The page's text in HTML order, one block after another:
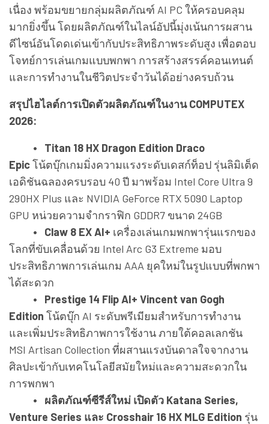
เนื่อง พร้อมขยายกลุ่มผลิตภัณฑ์ AI PC ให้ครอบคลุม
มากยิ่งขึ้น โดยผลิตภัณฑ์ในไลน์อัปนี้มุ่งเน้นการผสาน
ดีไซน์อันโดดเด่นเข้ากับประสิทธิภาพระดับสูง เพื่อตอบ
โจทย์การเล่นเกมแบบพกพา การสร้างสรรค์คอนเทนต์
และการทำงานในชีวิตประจำวันได้อย่างครบถ้วน
สรุปไฮไลต์การเปิดตัวผลิตภัณฑ์ในงาน COMPUTEX
2026:
• Titan 18 HX Dragon Edition Draco
Epicโน้ตบุ๊กเกมมิ่งความแรงระดับเดสก์ท็อป รุ่นลิมิเต็ด
เอดิชันฉลองครบรอบ 40 ปี มาพร้อม Intel Core Ultra 9
290HX Plus และ NVIDIA GeForce RTX 5090 Laptop
GPU หน่วยความจำกราฟิก GDDR7 ขนาด 24GB
• Claw 8 EX AI+ เครื่องเล่นเกมพกพารุ่นแรกของ
โลกที่ขับเคลื่อนด้วย Intel Arc G3 Extreme มอบ
ประสิทธิภาพการเล่นเกม AAA ยุคใหม่ในรูปแบบที่พกพา
ได้สะดวก
• Prestige 14 Flip AI+ Vincent van Gogh
Edition โน้ตบุ๊ก AI ระดับพรีเมียมสำหรับการทำงาน
และเพิ่มประสิทธิภาพการใช้งาน ภายใต้คอลเลกชัน
MSI Artisan Collection ที่ผสานแรงบันดาลใจจากงาน
ศิลปะเข้ากับเทคโนโลยีสมัยใหม่และความสะดวกใน
การพกพา
• ผลิตภัณฑ์ซีรีส์ใหม่ เปิดตัว Katana Series,
Venture Series และ Crosshair 16 HX MLG Edition รุ่น